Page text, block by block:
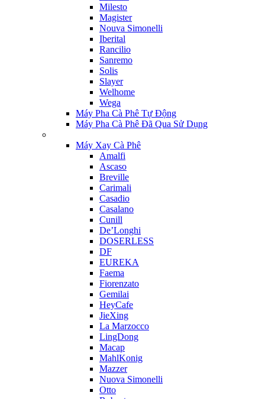
Milesto
Magister
Nouva Simonelli
Iberital
Rancilio
Sanremo
Solis
Slayer
Welhome
Wega
Máy Pha Cà Phê Tự Động
Máy Pha Cà Phê Đã Qua Sử Dụng
Máy Xay Cà Phê
Amalfi
Ascaso
Breville
Carimali
Casadio
Casalano
Cunill
De’Longhi
DOSERLESS
DF
EUREKA
Faema
Fiorenzato
Gemilai
HeyCafe
JieXing
La Marzocco
LingDong
Macap
MahlKonig
Mazzer
Nuova Simonelli
Otto